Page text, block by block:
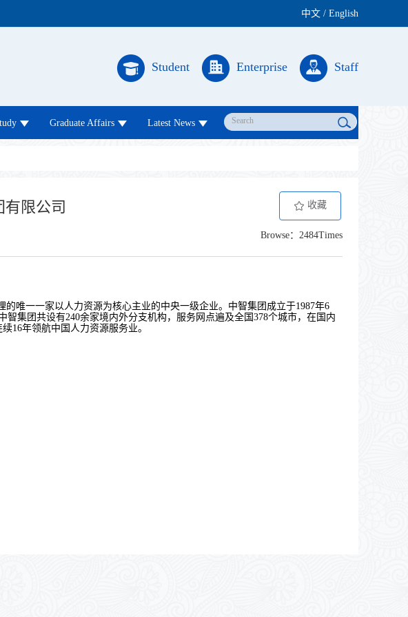
中文 / English
Student Enterprise Staff
Graduate Affairs Latest News
限公司 收藏
Browse：2484Times
唯一一家以人力资源为核心主业的中央一级企业。中智集团成立于1987年6
智集团共设有240余家境内外分支机构，服务网点遍及全国 378个城市，在国内
续16年领航中国人力资源服务业。